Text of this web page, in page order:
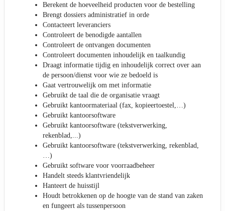
Berekent de hoeveelheid producten voor de bestelling
Brengt dossiers administratief in orde
Contacteert leveranciers
Controleert de benodigde aantallen
Controleert de ontvangen documenten
Controleert documenten inhoudelijk en taalkundig
Draagt informatie tijdig en inhoudelijk correct over aan
de persoon/dienst voor wie ze bedoeld is
Gaat vertrouwelijk om met informatie
Gebruikt de taal die de organisatie vraagt
Gebruikt kantoormateriaal (fax, kopieertoestel,…)
Gebruikt kantoorsoftware
Gebruikt kantoorsoftware (tekstverwerking,
rekenblad,...)
Gebruikt kantoorsoftware (tekstverwerking, rekenblad,
…)
Gebruikt software voor voorraadbeheer
Handelt steeds klantvriendelijk
Hanteert de huisstijl
Houdt betrokkenen op de hoogte van de stand van zaken
en fungeert als tussenpersoon